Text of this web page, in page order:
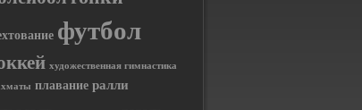
футбол
художественная гимнастика
плавание ралли